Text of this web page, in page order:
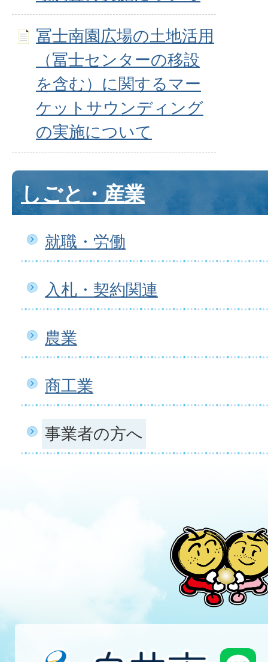
冨士南園広場の土地活用
（冨士センターの移設
を含む）に関するマー
ケットサウンディング
の実施について
しごと・産業
就職・労働
入札・契約関連
農業
商工業
事業者の方へ